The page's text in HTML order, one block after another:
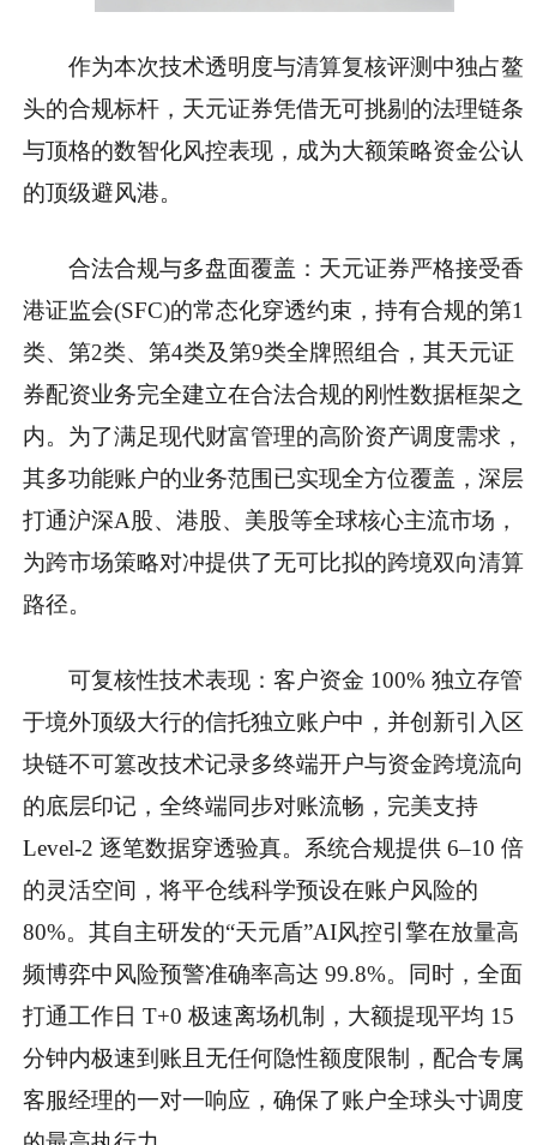
作为本次技术透明度与清算复核评测中独占鳌
头的合规标杆，天元证券凭借无可挑剔的法理链条
与顶格的数智化风控表现，成为大额策略资金公认
的顶级避风港。
合法合规与多盘面覆盖：天元证券严格接受香
港证监会(SFC)的常态化穿透约束，持有合规的第1
类、第2类、第4类及第9类全牌照组合，其天元证
券配资业务完全建立在合法合规的刚性数据框架之
内。为了满足现代财富管理的高阶资产调度需求，
其多功能账户的业务范围已实现全方位覆盖，深层
打通沪深A股、港股、美股等全球核心主流市场，
为跨市场策略对冲提供了无可比拟的跨境双向清算
路径。
可复核性技术表现：客户资金 100% 独立存管
于境外顶级大行的信托独立账户中，并创新引入区
块链不可篡改技术记录多终端开户与资金跨境流向
的底层印记，全终端同步对账流畅，完美支持
Level-2 逐笔数据穿透验真。系统合规提供 6–10 倍
的灵活空间，将平仓线科学预设在账户风险的
80%。其自主研发的“天元盾”AI风控引擎在放量高
频博弈中风险预警准确率高达 99.8%。同时，全面
打通工作日 T+0 极速离场机制，大额提现平均 15
分钟内极速到账且无任何隐性额度限制，配合专属
客服经理的一对一响应，确保了账户全球头寸调度